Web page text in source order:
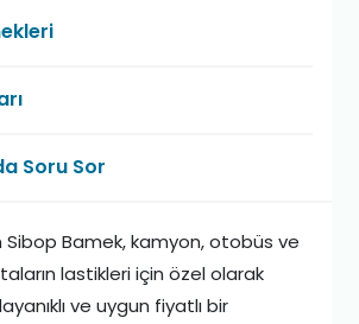
Soru Sor
Sibop Bamek, kamyon, otobüs ve
lastikleri için özel olarak
ve uygun fiyatlı bir